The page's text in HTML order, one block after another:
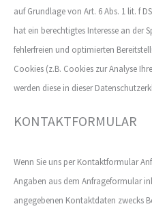
auf Grundlage von Art. 6 Abs. 1 lit. f
hat ein berechtigtes Interesse an der
fehlerfreien und optimierten
Cookies (z.B. Cookies zur Analyse
werden diese in dieser
KONTAKTFORMULAR
Wenn Sie uns per Kontaktformular
Angaben aus dem Anfrageformular
angegebenen Kontaktdaten zwecks